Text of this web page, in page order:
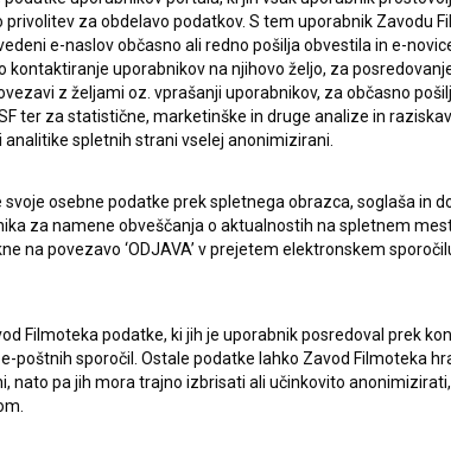
za zbiranje, hrambo in obdelavo osebnih
PRIJAVITE SE NA BSF NOVIČNIK:
za obdelavo podatkov. S tem uporabnik Zavodu
e-naslov občasno ali redno pošilja obvestila in e-
uporabnikov na njihovo željo, za
z željami oz. vprašanji uporabnikov, za občasno
ter za statistične, marketinške in druge analize in
spletnih strani vselej anonimizirani.
osebne podatke prek spletnega obrazca, soglaša in
za namene obveščanja o aktualnostih na spletnem
na povezavo ‘ODJAVA’ v prejetem elektronskem
Filmoteka podatke, ki jih je uporabnik posredoval prek
poštnih sporočil. Ostale podatke lahko Zavod Filmoteka
nato pa jih mora trajno izbrisati ali učinkovito